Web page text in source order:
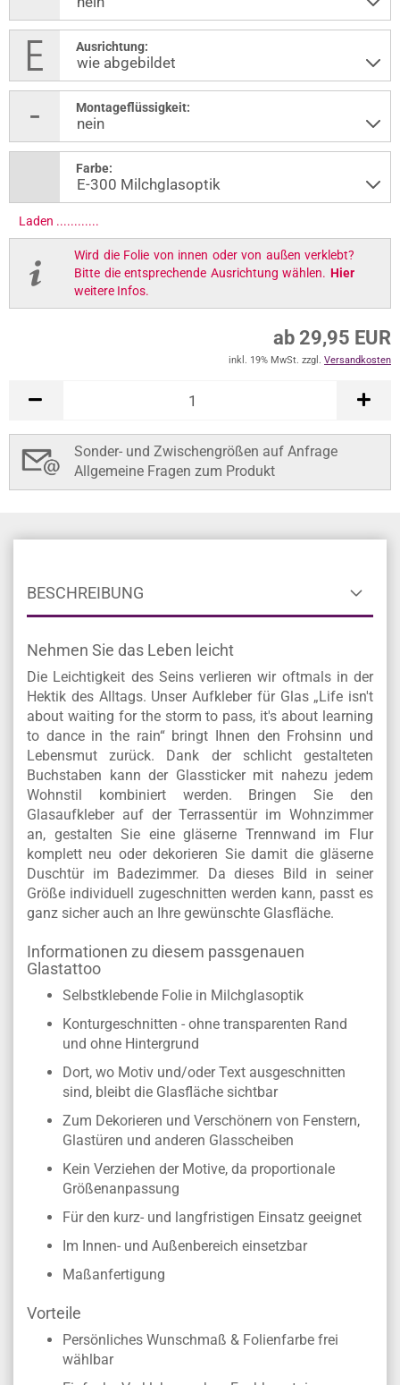
Ausrichtung:
Montageflüssigkeit:
Farbe:
Laden .............
Wird die Folie von innen oder von außen verklebt?
Bitte die entsprechende Ausrichtung wählen. Hier
weitere Infos.
ab 29,95 EUR
inkl. 19% MwSt. zzgl. Versandkosten
Sonder- und Zwischengrößen auf Anfrage
Allgemeine Fragen zum Produkt
BESCHREIBUNG
Nehmen Sie das Leben leicht
Die Leichtigkeit des Seins verlieren wir oftmals in der
Hektik des Alltags. Unser Aufkleber für Glas „Life isn't
about waiting for the storm to pass, it's about learning
to dance in the rain“ bringt Ihnen den Frohsinn und
Lebensmut zurück. Dank der schlicht gestalteten
Buchstaben kann der Glassticker mit nahezu jedem
Wohnstil kombiniert werden. Bringen Sie den
Glasaufkleber auf der Terrassentür im Wohnzimmer
an, gestalten Sie eine gläserne Trennwand im Flur
komplett neu oder dekorieren Sie damit die gläserne
Duschtür im Badezimmer. Da dieses Bild in seiner
Größe individuell zugeschnitten werden kann, passt es
ganz sicher auch an Ihre gewünschte Glasfläche.
Informationen zu diesem passgenauen
Glastattoo
Selbstklebende Folie in Milchglasoptik
Konturgeschnitten - ohne transparenten Rand
und ohne Hintergrund
Dort, wo Motiv und/oder Text ausgeschnitten
sind, bleibt die Glasfläche sichtbar
Zum Dekorieren und Verschönern von Fenstern,
Glastüren und anderen Glasscheiben
Kein Verziehen der Motive, da proportionale
Größenanpassung
Für den kurz- und langfristigen Einsatz geeignet
Im Innen- und Außenbereich einsetzbar
Maßanfertigung
Vorteile
Persönliches Wunschmaß & Folienfarbe frei
wählbar